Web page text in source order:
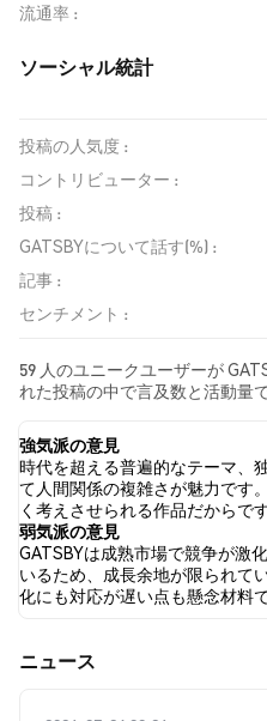
流通率
ソーシャル統計
投稿の人気度 :
コントリビューター :
投稿 :
GATSBYについて話す(%) :
記事 :
センチメント :
59 人のユニークユーザーが
れた投稿の中で言及数と活動量
の感情は 強気 でした。 最後に
0 件公開されました。 Twitterで
感情を示し、16.43% のツイー
54.11% のツイートは GATSBY
感情分析は 207 件のツイートに
強気派の意見
時代を超える普遍的なテーマ、
て人間関係の複雑さが魅力です
く考えさせられる作品だからです
弱気派の意見
GATSBYは成熟市場で競争が激
いるため、成長余地が限られて
化にも対応が遅い点も懸念材料で
​​ニュース​​